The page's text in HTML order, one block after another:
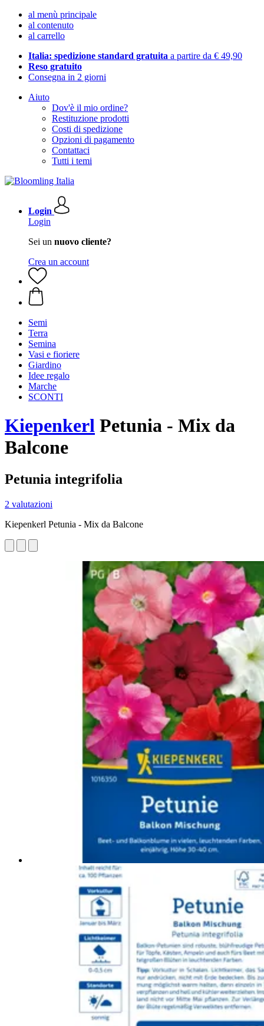
al menù principale
al contenuto
al carrello
Italia: spedizione standard gratuita a partire da € 49,90
Reso gratuito
Consegna in 2 giorni
Aiuto
Dov'è il mio ordine?
Restituzione prodotti
Costi di spedizione
Opzioni di pagamento
Contattaci
Tutti i temi
Login
Login
Sei un nuovo cliente?
Crea un account
Semi
Terra
Semina
Vasi e fioriere
Giardino
Idee regalo
Marche
SCONTI
Kiepenkerl Petunia - Mix da
Balcone
Petunia integrifolia
2 valutazioni
Kiepenkerl Petunia - Mix da Balcone